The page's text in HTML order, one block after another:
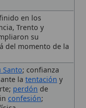
latentacióny
de
;
exclusivamente